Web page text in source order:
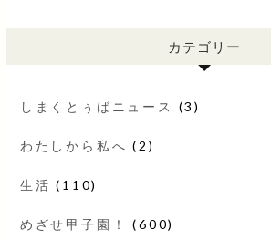
カテゴリー
しまくとぅばニュース (3)
わたしから私へ (2)
生活 (110)
めざせ甲子園！ (600)